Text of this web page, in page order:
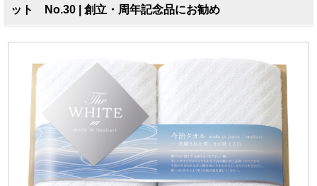
価格帯から
～30,000円
～50,000円 50,001円～
ット No.30 | 創立・周年記念品にお勧め